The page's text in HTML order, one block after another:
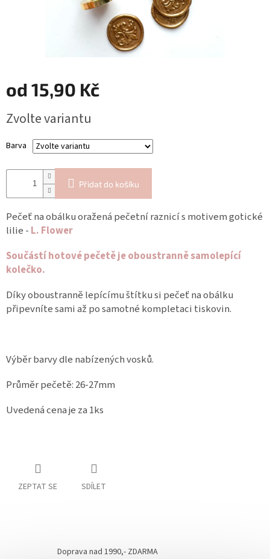
Přihlášení
od 15,90 Kč
cena:
Zvolte variantu
Barva
Přidat do košíku
Pečeť na obálku oražená pečetní raznicí s motivem gotické
lilie - L. Flower
Součástí hotové pečetě je oboustranně samolepící
kolečko.
Díky oboustranně lepícímu štítku si pečeť na obálku
připevníte sami až po samotné kompletaci tiskovin.
Výběr barvy dle nabízených vosků.
Průměr pečetě: 26-27mm
Uvedená cena je za 1ks
ZEPTAT SE SDÍLET
Doprava nad 1990,- ZDARMA